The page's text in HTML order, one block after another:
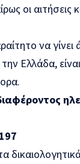
οι αιτήσεις
να γίνει
Ελλάδα,